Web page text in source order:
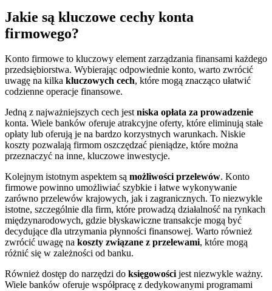
Jakie są kluczowe cechy konta
firmowego?
Konto firmowe to kluczowy element zarządzania finansami każdego
przedsiębiorstwa. Wybierając odpowiednie konto, warto zwrócić
uwagę na kilka kluczowych cech, które mogą znacząco ułatwić
codzienne operacje finansowe.
Jedną z najważniejszych cech jestniska opłata za prowadzenie
konta. Wiele banków oferuje atrakcyjne oferty, które eliminują stałe
opłaty lub oferują je na bardzo korzystnych warunkach. Niskie
koszty pozwalają firmom oszczędzać pieniądze, które można
przeznaczyć na inne, kluczowe inwestycje.
Kolejnym istotnym aspektem są możliwości przelewów. Konto
firmowe powinno umożliwiać szybkie i łatwe wykonywanie
zarówno przelewów krajowych, jak i zagranicznych. To niezwykle
istotne, szczególnie dla firm, które prowadzą działalność na rynkach
międzynarodowych, gdzie błyskawiczne transakcje mogą być
decydujące dla utrzymania płynności finansowej. Warto również
zwrócić uwagę na koszty związane z przelewami, które mogą
różnić się w zależności od banku.
Również dostęp do narzędzi do księgowościjest niezwykle ważny.
Wiele banków oferuje współpracę z dedykowanymi programami